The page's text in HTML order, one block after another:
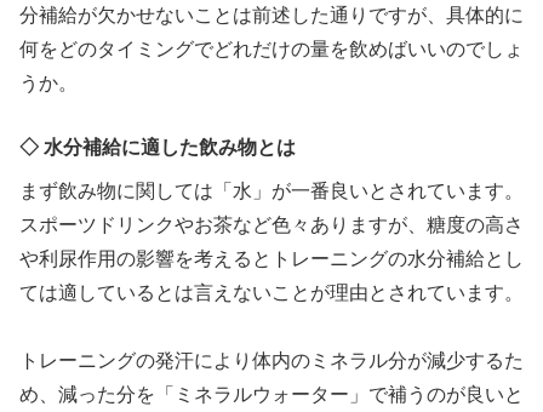
分補給が欠かせないことは前述した通りですが、具体的に
何をどのタイミングでどれだけの量を飲めばいいのでしょ
うか。
◇ 水分補給に適した飲み物とは
まず飲み物に関しては「水」が一番良いとされています。
スポーツドリンクやお茶など色々ありますが、糖度の高さ
や利尿作用の影響を考えるとトレーニングの水分補給とし
ては適しているとは言えないことが理由とされています。
トレーニングの発汗により体内のミネラル分が減少するた
め、減った分を「ミネラルウォーター」で補うのが良いと